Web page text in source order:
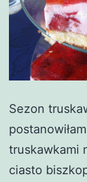
Sezon
truskawkami
ciasto